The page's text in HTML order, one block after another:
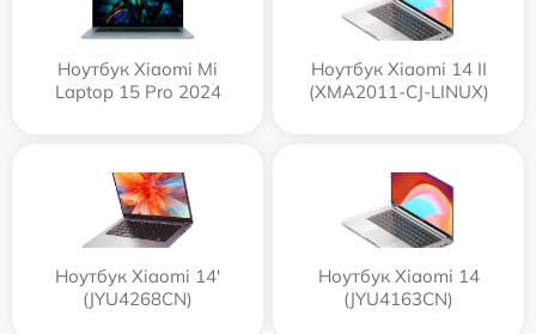
Ноутбук Xiaomi Mi
Laptop 15 Pro 2024
Ноутбук Xiaomi 14 II
(XMA2011-CJ-LINUX)
Ноутбук Xiaomi 14'
(JYU4268CN)
Ноутбук Xiaomi 14
(JYU4163CN)